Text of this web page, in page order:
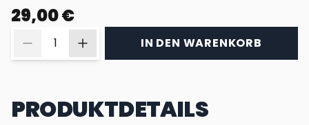
29,00 €
IN DEN WARENKORB
PRODUKTDETAILS